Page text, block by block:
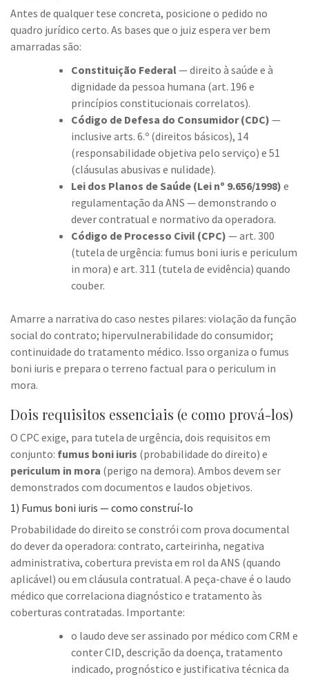
Antes de qualquer tese concreta, posicione o pedido no
quadro jurídico certo. As bases que o juiz espera ver bem
amarradas são:
Constituição Federal— direito à saúde e à
dignidade da pessoa humana (art. 196 e
princípios constitucionais correlatos).
Código de Defesa do Consumidor (CDC) —
inclusive arts. 6.º (direitos básicos), 14
(responsabilidade objetiva pelo serviço) e 51
(cláusulas abusivas e nulidade).
Lei dos Planos de Saúde (Lei nº 9.656/1998) e
regulamentação da ANS — demonstrando o
dever contratual e normativo da operadora.
Código de Processo Civil (CPC) — art. 300
(tutela de urgência: fumus boni iuris e periculum
in mora) e art. 311 (tutela de evidência) quando
couber.
Amarre a narrativa do caso nestes pilares: violação da função
social do contrato; hipervulnerabilidade do consumidor;
continuidade do tratamento médico. Isso organiza o fumus
boni iuris e prepara o terreno factual para o periculum in
mora.
Dois requisitos essenciais (e como prová-los)
O CPC exige, para tutela de urgência, dois requisitos em
conjunto: fumus boni iuris (probabilidade do direito) e
periculum in mora (perigo na demora). Ambos devem ser
demonstrados com documentos e laudos objetivos.
1) Fumus boni iuris — como construí-lo
Probabilidade do direito se constrói com prova documental
do dever da operadora: contrato, carteirinha, negativa
administrativa, cobertura prevista em rol da ANS (quando
aplicável) ou em cláusula contratual. A peça-chave é o laudo
médico que correlaciona diagnóstico e tratamento às
coberturas contratadas. Importante:
o laudo deve ser assinado por médico com CRM e
conter CID, descrição da doença, tratamento
indicado, prognóstico e justificativa técnica da